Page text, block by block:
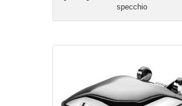
specchio